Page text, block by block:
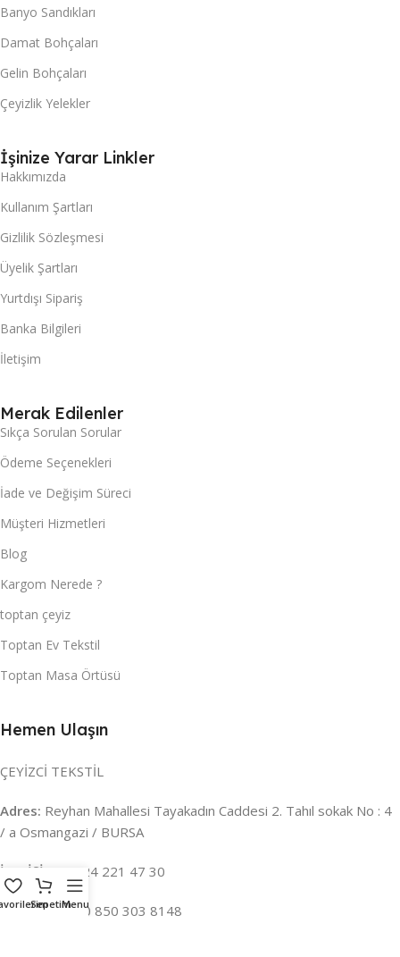
Banyo Sandıkları
Damat Bohçaları
Gelin Bohçaları
Çeyizlik Yelekler
İşinize Yarar Linkler
Hakkımızda
Kullanım Şartları
Gizlilik Sözleşmesi
Üyelik Şartları
Yurtdışı Sipariş
Banka Bilgileri
İletişim
Merak Edilenler
Sıkça Sorulan Sorular
Ödeme Seçenekleri
İade ve Değişim Süreci
Müşteri Hizmetleri
Blog
Kargom Nerede ?
toptan çeyiz
Toptan Ev Tekstil
Toptan Masa Örtüsü
Hemen Ulaşın
ÇEYİZCİ TEKSTİL
Adres: Reyhan Mahallesi Tayakadın Caddesi 2. Tahıl sokak No : 4
/ a Osmangazi / BURSA
İLETİŞİM : 0224 221 47 30
WHATSAPP :0 850 303 8148
SepetimMenu